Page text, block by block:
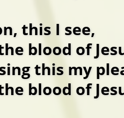
this I see,
blood of
this my
blood of